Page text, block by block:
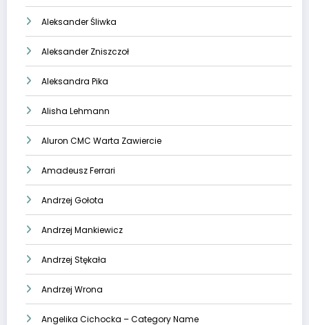
Aleksander Śliwka
Aleksander Zniszczoł
Aleksandra Pika
Alisha Lehmann
Aluron CMC Warta Zawiercie
Amadeusz Ferrari
Andrzej Gołota
Andrzej Mankiewicz
Andrzej Stękała
Andrzej Wrona
Angelika Cichocka – Category Name